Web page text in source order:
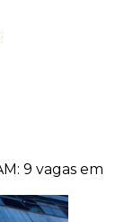
9 vagas em